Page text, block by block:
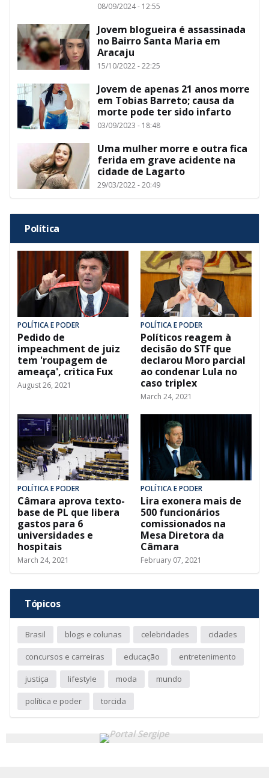
08/09/2024 - 12:55
Jovem blogueira é assassinada
no Bairro Santa Maria em
Aracaju
15/10/2022 - 22:25
Jovem de apenas 21 anos morre
em Tobias Barreto; causa da
morte pode ter sido infarto
03/09/2023 - 18:48
Uma mulher morre e outra fica
ferida em grave acidente na
cidade de Lagarto
29/03/2022 - 20:49
Política
POLÍTICA E PODER
Pedido de
impeachment de juiz
tem 'roupagem de
ameaça', critica Fux
August 26, 2021
POLÍTICA E PODER
Políticos reagem à
decisão do STF que
declarou Moro parcial
ao condenar Lula no
caso triplex
March 24, 2021
POLÍTICA E PODER
Câmara aprova texto-
base de PL que libera
gastos para 6
universidades e
hospitais
March 24, 2021
POLÍTICA E PODER
Lira exonera mais de
500 funcionários
comissionados na
Mesa Diretora da
Câmara
February 07, 2021
Tópicos
Brasil blogs e colunas celebridades cidades
concursos e carreiras educação entretenimento
justiça lifestyle moda mundo
política e poder torcida